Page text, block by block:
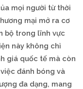
mọi người từ thời
mại mở ra cơ
bộ trong lĩnh vực
này không chỉ
giá quốc tế mà còn
đánh bóng và
đa dạng, mang